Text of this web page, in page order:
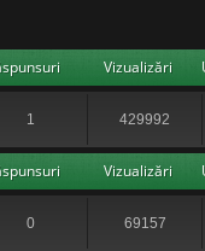
Vizualizări
1 429992
Vizualizări
0 69157